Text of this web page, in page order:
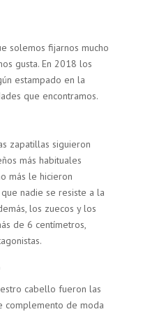
solemos fijarnos mucho
gusta. En 2018 los
estampado en la
que encontramos.
zapatillas siguieron
más habituales
más le hicieron
nadie se resiste a la
los zuecos y los
de 6 centímetros,
cabello fueron las
complemento de moda